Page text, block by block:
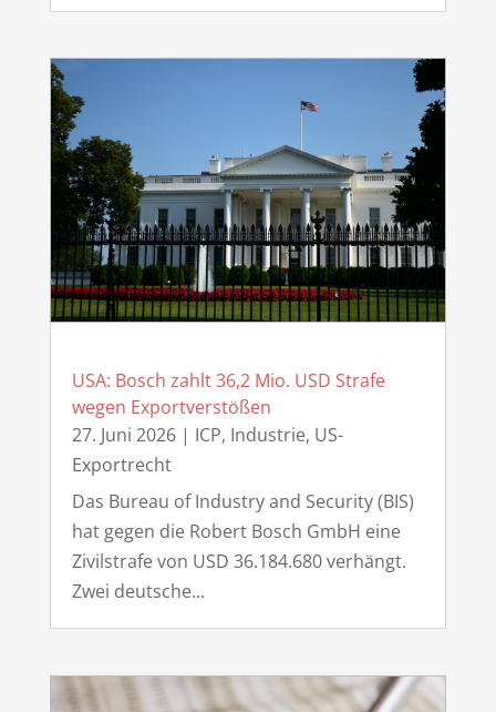
USA: Bosch zahlt 36,2 Mio. USD Strafe
wegen Exportverstößen
27. Juni 2026| ICP, Industrie, US-
Exportrecht
Das Bureau of Industry and Security (BIS)
hat gegen die Robert Bosch GmbH eine
Zivilstrafe von USD 36.184.680 verhängt.
Zwei deutsche...